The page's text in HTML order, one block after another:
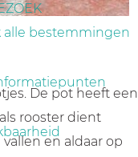
alle bestemmingen
De pot heeft een
rooster dient
en aldaar op